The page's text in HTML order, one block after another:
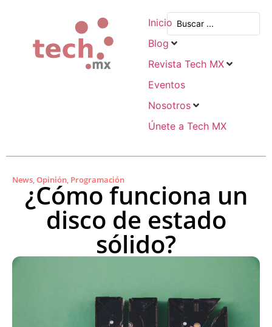
Inicio
Blog
Revista Tech MX
Eventos
Nosotros
Únete a Tech MX
News,Opinión, Programación
¿Cómo funciona un
disco de estado
sólido?